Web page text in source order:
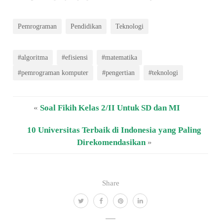
Share
Pemrograman Pendidikan Teknologi
#algoritma #efisiensi
#matematika
#pemrograman komputer
#pengertian #teknologi
« Soal Fikih Kelas 2/II Untuk SD dan MI
10 Universitas Terbaik di Indonesia yang Paling
Direkomendasikan»